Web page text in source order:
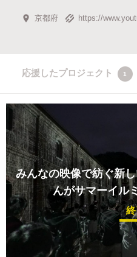
京都府 https://
応援したプロジェクト 1
みんなの映像で紡ぐ新
んがサマーイル